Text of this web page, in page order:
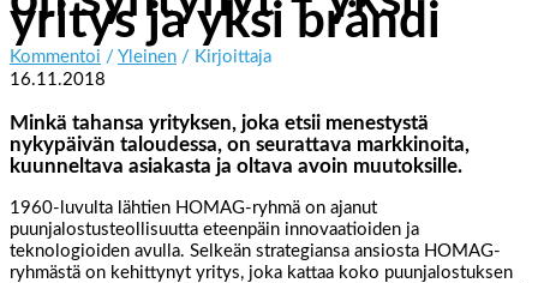
yritys ja yksi brändi
Kommentoi / Yleinen / Kirjoittaja
16.11.2018
Minkä tahansa yrityksen, joka etsii menestystä
nykypäivän taloudessa, on seurattava markkinoita,
kuunneltava asiakasta ja oltava avoin muutoksille.
1960-luvulta lähtien HOMAG-ryhmä on ajanut
puunjalostusteollisuutta eteenpäin innovaatioiden ja
teknologioiden avulla. Selkeän strategiansa ansiosta HOMAG-
ryhmästä on kehittynyt yritys, joka kattaa koko puunjalostuksen